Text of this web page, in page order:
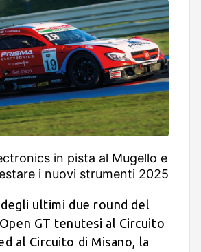
in pista al Mugello e
i nuovi strumenti 2025
ultimi due round del
GT tenutesi al Circuito
al Circuito di Misano, la